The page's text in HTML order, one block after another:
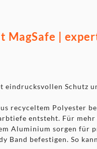
MagSafe |
eindrucks­vollen Schutz
recyceltem Polyester
entsteht. Für
Aluminium sorgen für
Band befestigen. So